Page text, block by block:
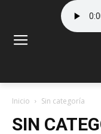
Inicio Sin categoría
SIN